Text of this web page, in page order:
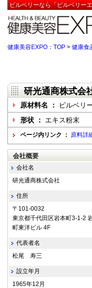
ビルベリーなら「ビルベリー
健康美容EXPO：TOP > 健康食
研光通商株式会
原材料名 ：
ビルベリ
形状 ： エキス粉末
ページ内リンク ： 原料詳
会社概要
会社名
研光通商株式会社
住所
〒101-0032
東京都千代田区岩本町3-1-2
町東洋ビル 4F
代表者名
松尾 寿三
設立年月
1965年12月